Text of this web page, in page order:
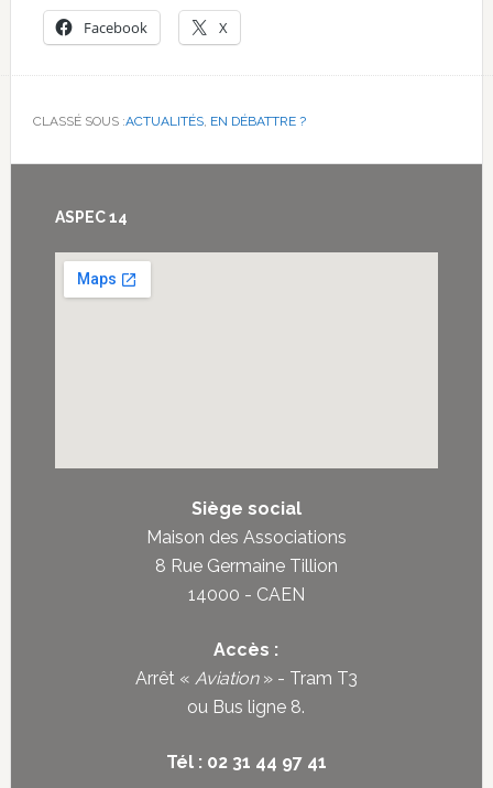
Facebook X
CLASSÉ SOUS :ACTUALITÉS, EN DÉBATTRE ?
Footer
ASPEC 14
Siège social
Maison des Associations
8 Rue Germaine Tillion
14000 - CAEN
Accès :
Arrêt « Aviation» - Tram T3
ou Bus ligne 8.
Tél : 02 31 44 97 41